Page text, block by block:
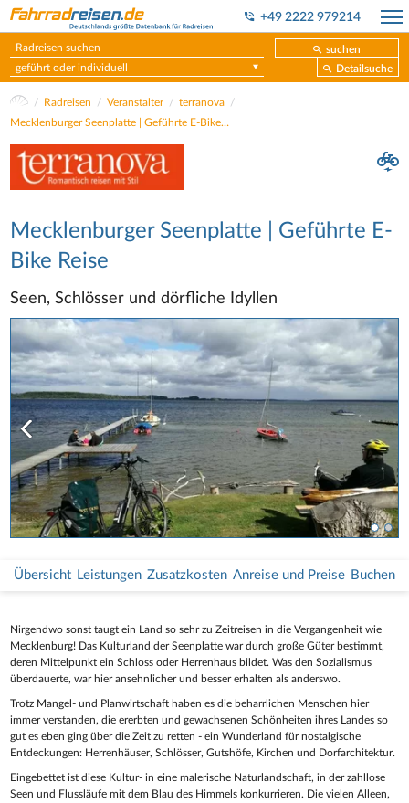
+49 2222 979214
suchen
geführt oder individuell
Detailsuche
Radreisen Veranstalter
terranova
Mecklenburger Seenplatte | Geführte E-Bike Reise
Mecklenburger Seenplatte | Geführte E-
Bike Reise
Seen, Schlösser und dörfliche Idyllen
Übersicht Leistungen Zusatzkosten Anreise und Preise Buchen
Nirgendwo sonst taugt ein Land so sehr zu Zeitreisen in die Vergangenheit wie
Mecklenburg! Das Kulturland der Seenplatte war durch große Güter bestimmt,
deren Mittelpunkt ein Schloss oder Herrenhaus bildet. Was den Sozialismus
überdauerte, war hier ansehnlicher und besser erhalten als anderswo.
Trotz Mangel- und Planwirtschaft haben es die beharrlichen Menschen hier
immer verstanden, die ererbten und gewachsenen Schönheiten ihres Landes so
gut es eben ging über die Zeit zu retten - ein Wunderland für nostalgische
Entdeckungen: Herrenhäuser, Schlösser, Gutshöfe, Kirchen und Dorfarchitektur.
Eingebettet ist diese Kultur- in eine malerische Naturlandschaft, in der zahllose
Seen und Flussläufe mit dem Blau des Himmels konkurrieren. Die vielen Alleen,